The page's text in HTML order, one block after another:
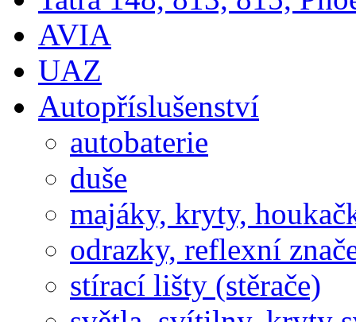
AVIA
UAZ
Autopříslušenství
autobaterie
duše
majáky, kryty,
odrazky, reflexní
stírací lišty (stěrače)